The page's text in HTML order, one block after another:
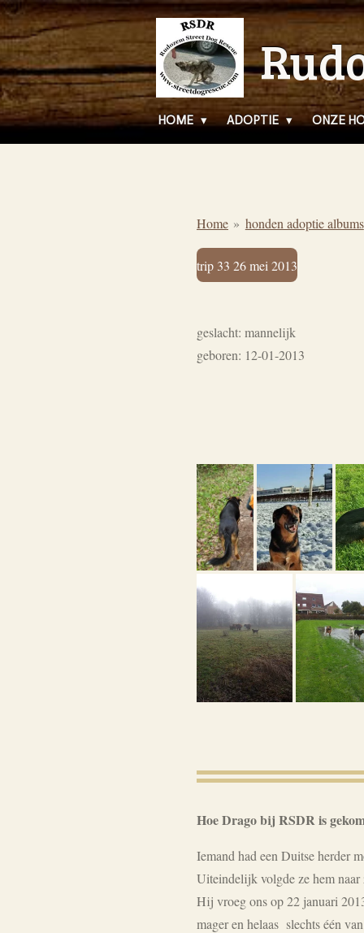
Ga
direct
naar
de
hoofdinhoud
HOME ADOPTIE ONZE
Home » honden adoptie albums
trip 33 26 mei 2013
geslacht: mannelijk
geboren: 12-01-2013
Hoe Drago bij RSDR is
Iemand had een Duitse herder
Uiteindelijkvolgde ze hem
Hij vroeg ons op 22 januari
mageren helaas slechts één van